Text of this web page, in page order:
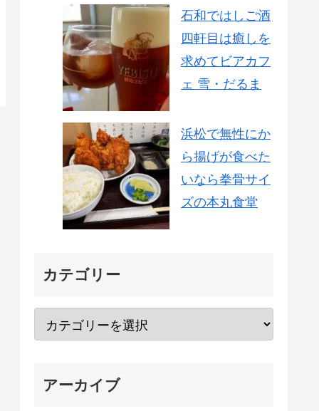
石和ではしご酒
四軒目は癒しを
求めてビアカフ
ェ 雪・だるま
浜松で無性にか
ら揚げが食べた
いなら拳骨サイ
ズの本丸食堂
カテゴリー
アーカイブ